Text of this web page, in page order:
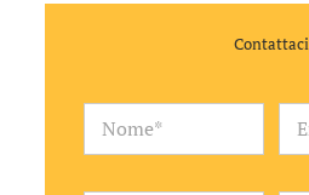
Contattaci
N
m
E
a